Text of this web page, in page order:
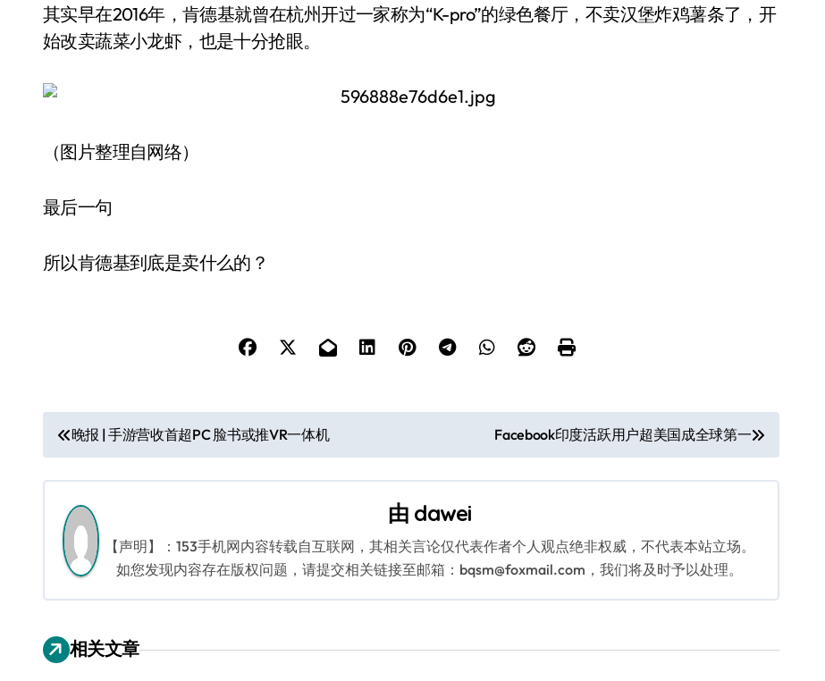
其实早在2016年，肯德基就曾在杭州开过一家称为“K-pro”的绿色餐厅，不卖汉堡炸鸡薯条了，开
始改卖蔬菜小龙虾，也是十分抢眼。
（图片整理自网络）
最后一句
所以肯德基到底是卖什么的？
文
章
导
航
晚报 | 手游营收首超PC 脸书或推VR一体机 Facebook印度活跃用户超美国成全球第一
由 dawei
【声明】：153手机网内容转载自互联网，其相关言论仅代表作者个人观点绝非权威，不代表本站立场。
如您发现内容存在版权问题，请提交相关链接至邮箱：bqsm@foxmail.com，我们将及时予以处理。
相关文章